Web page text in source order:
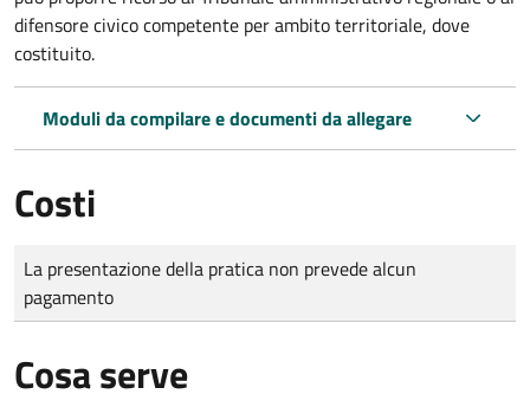
difensore civico competente per ambito territoriale, dove
costituito.
Moduli da compilare e documenti da allegare
Costi
Tipo di pagamento
Importo
La presentazione della pratica non prevede alcun
pagamento
Cosa serve